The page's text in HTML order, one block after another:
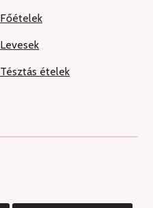
Főételek
Levesek
Tésztás ételek